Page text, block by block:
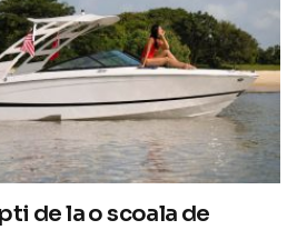
de la o scoala de